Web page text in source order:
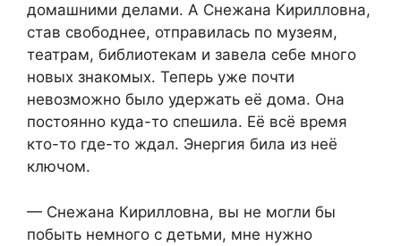
домашними делами. А Снежана Кирилловна,
став свободнее, отправилась по музеям,
театрам, библиотекам и завела себе много
новых знакомых. Теперь уже почти
невозможно было удержать её дома. Она
постоянно куда-то спешила. Её всё время
кто-то где-то ждал. Энергия била из неё
ключом.
— Снежана Кирилловна, вы не могли бы
побыть немного с детьми, мне нужно